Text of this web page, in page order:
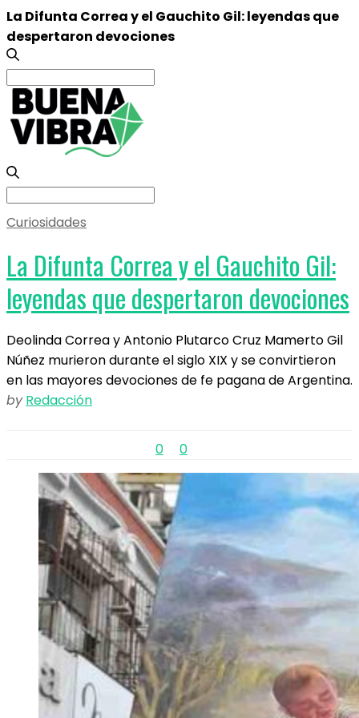
La Difunta Correa y el Gauchito Gil: leyendas que
despertaron devociones
Search
for:
Search
Curiosidades
La Difunta Correa y el Gauchito Gil:
leyendas que despertaron devociones
Deolinda Correa y Antonio Plutarco Cruz Mamerto Gil
Núñez murieron durante el siglo XIX y se convirtieron
en las mayores devociones de fe pagana de Argentina.
by Redacción
0 0